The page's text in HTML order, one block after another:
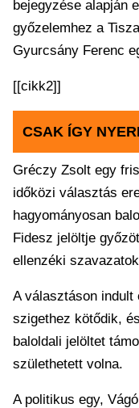
bejegyzése alapján
győzelemhez a
Gyurcsány Ferenc
[[cikk2]]
CSAK ÍGY
Gréczy Zsolt egy
időközi választás
hagyományosan
Fidesz jelöltje
ellenzéki
A választáson
szigethez kötődik,
baloldali jelöltet
születhetett volna.
A politikus egy,